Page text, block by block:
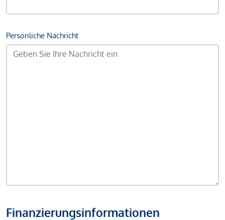
Persönliche Nachricht
Finanzierungsinformationen